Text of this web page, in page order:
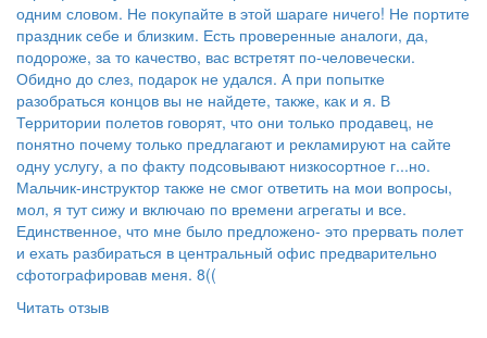
одним словом. Не покупайте в этой шараге ничего! Не портите
праздник себе и близким. Есть проверенные аналоги, да,
подороже, за то качество, вас встретят по-человечески.
Обидно до слез, подарок не удался. А при попытке
разобраться концов вы не найдете, также, как и я. В
Территории полетов говорят, что они только продавец, не
понятно почему только предлагают и рекламируют на сайте
одну услугу, а по факту подсовывают низкосортное г...но.
Мальчик-инструктор также не смог ответить на мои вопросы,
мол, я тут сижу и включаю по времени агрегаты и все.
Единственное, что мне было предложено- это прервать полет
и ехать разбираться в центральный офис предварительно
сфотографировав меня. 8((
Читать отзыв